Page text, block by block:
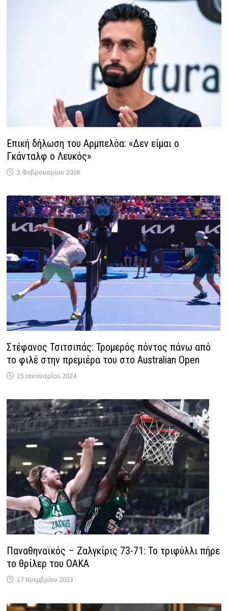
Επική δήλωση του Αρμπελόα: «Δεν είμαι ο
Γκάνταλφ ο Λευκός»
2 Φεβρουαρίου 2026
Στέφανος Τσιτσιπάς: Τρομερός πόντος πάνω από
το φιλέ στην πρεμιέρα του στο Australian Open
15 Ιανουαρίου 2024
Παναθηναϊκός – Ζαλγκίρις 73-71: Το τριφύλλι πήρε
το θρίλερ του ΟΑΚΑ
17 Νοεμβρίου 2023